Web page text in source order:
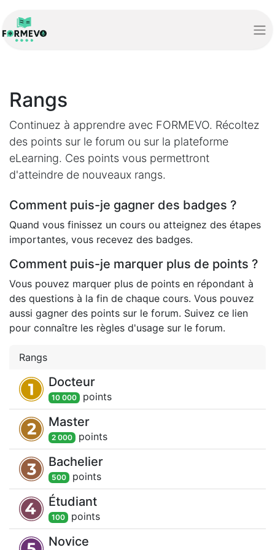
Rangs
Continuez à apprendre avec FORMEVO. Récoltez
des points sur le forum ou sur la plateforme
eLearning. Ces points vous permettront
d'atteindre de nouveaux rangs.
Comment puis-je gagner des badges ?
Quand vous finissez un cours ou atteignez des étapes
importantes, vous recevez des badges.
Comment puis-je marquer plus de points ?
Vous pouvez marquer plus de points en répondant à
des questions à la fin de chaque cours. Vous pouvez
aussi gagner des points sur le forum. Suivez ce lien
pour connaître les règles d'usage sur le forum.
Rangs
Docteur
10 000 points
Master
2 000 points
Bachelier
500 points
Étudiant
100 points
Novice